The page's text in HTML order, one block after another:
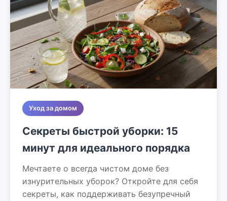
Уход за домом
Секреты быстрой уборки: 15
минут для идеального порядка
Мечтаете о всегда чистом доме без
изнурительных уборок? Откройте для себя
секреты, как поддерживать безупречный